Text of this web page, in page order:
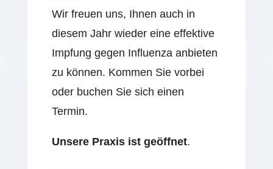
Wir freuen uns, Ihnen auch in
diesem Jahr wieder eine effektive
Impfung gegen Influenza anbieten
zu können. Kommen Sie vorbei
oder buchen Sie sich einen
Termin.
Unsere Praxis ist geöffnet.